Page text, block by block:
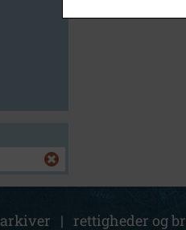
arkiver | rettigheder og